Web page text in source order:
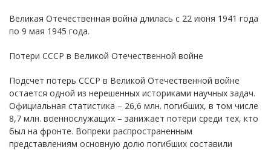
Великая Отечественная война длилась с 22 июня 1941 года
по 9 мая 1945 года.
Потери СССР в Великой Отечественной войне
Подсчет потерь СССР в Великой Отечественной войне
остается одной из нерешенных историками научных задач.
Официальная статистика – 26,6 млн. погибших, в том числе
8,7 млн. военнослужащих – занижает потери среди тех, кто
был на фронте. Вопреки распространенным
представлениям основную долю погибших составили